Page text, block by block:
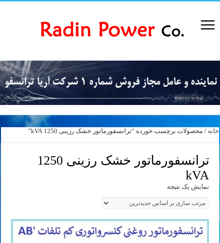
خانه / محصولات برچسب خورده “ترانسفورماتور خشک رزینی 1250 kVA”
ترانسفورماتور خشک رزینی 1250
kVA
نمایش یک نتیجه